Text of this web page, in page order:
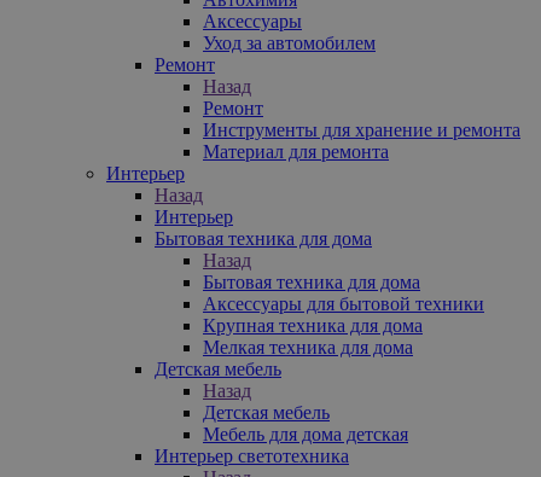
Аксессуары
Уход за автомобилем
Ремонт
Назад
Ремонт
Инструменты для хранение и ремонта
Материал для ремонта
Интерьер
Назад
Интерьер
Бытовая техника для дома
Назад
Бытовая техника для дома
Аксессуары для бытовой техники
Крупная техника для дома
Мелкая техника для дома
Детская мебель
Назад
Детская мебель
Мебель для дома детская
Интерьер светотехника